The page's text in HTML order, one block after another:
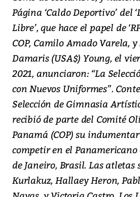
Página ‘Caldo Deportivo’ del
Libre’, que hace el papel de
COP, Camilo Amado Varela, y
Damaris (USA$) Young, el
2021, anunciaron: “La
con Nuevos Uniformes”.
Selección de Gimnasia
recibió de parte del Comité
Panamá (COP) su
competir en el Panamericano
de Janeiro, Brasil. Las atletas
Kurlakuz, Hallaey Heron,